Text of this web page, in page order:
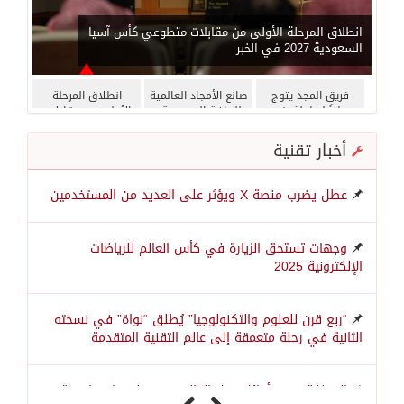
انطلاق المرحلة الأولى من مقابلات متطوعي كأس آسيا
السعودية 2027 في الخبر
انطلاق المرحلة
الأولى من مقابلات
صانع الأمجاد العالمية
للرياضة السعودية..
واللواء سامح لطفي:
نكرم من رفعوا راية
العرب في المحافل
الدولية في تقديرٍ
جمعت بين التميز
الأكاديمي والإنجاز
فريق المجد يتوج
بطلاً لبطولة بني
أخبار تقنية
عطل يضرب منصة X ويؤثر على العديد من المستخدمين
وجهات تستحق الزيارة في كأس العالم للرياضات
الإلكترونية 2025
“ربع قرن للعلوم والتكنولوجيا” يُطلق “نواة” في نسخته
الثانية في رحلة متعمقة إلى عالم التقنية المتقدمة
المملكة ضمن أوائل دول العالم في تطوير إستراتيجية